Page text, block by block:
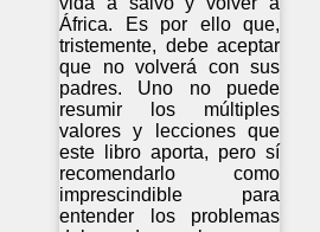
África. Es por ello que,
tristemente, debe aceptar
que no volverá con sus
padres. Uno no puede
resumir los múltiples
valores y lecciones que
este libro aporta, pero sí
recomendarlo como
imprescindible para
entender los problemas